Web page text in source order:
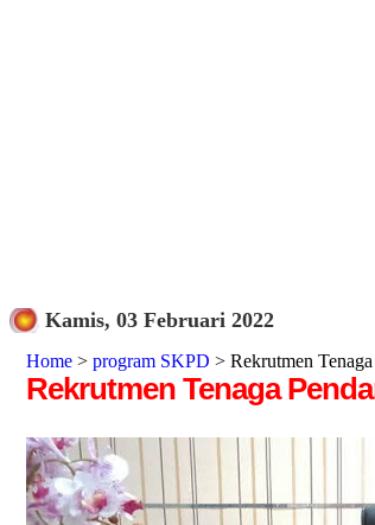
Kamis, 03 Februari 2022
Home > program SKPD > Rekrutmen
Rekrutmen Tenaga